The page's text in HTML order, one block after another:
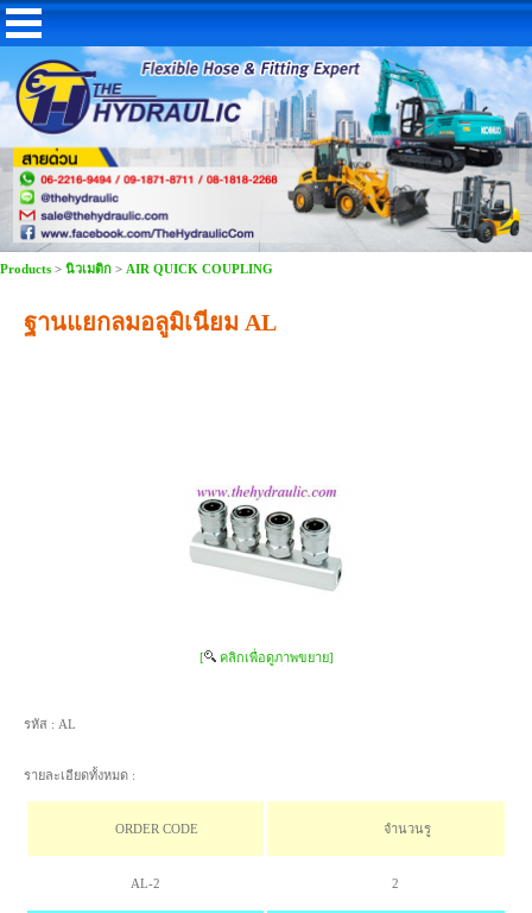
Products > นิวเมติก > AIR QUICK COUPLING
ฐานแยกลมอลูมิเนียม AL
[ คลิกเพื่อดูภาพขยาย]
รหัส : AL
รายละเอียดทั้งหมด :
ORDER CODE จำนวนรู
AL-2 2